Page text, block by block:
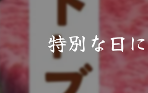
特別な日